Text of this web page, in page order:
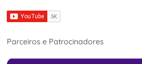
Parceiros e Patrocinadores